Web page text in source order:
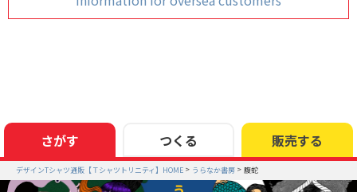
さがす つくる 販売する
デザインTシャツ通販【Ｔシャツトリニティ】HOME うらなか書房 腹蛇